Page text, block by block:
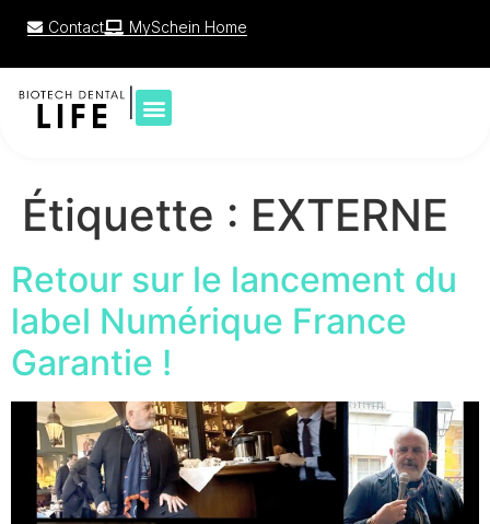
Contact MySchein Home
|
Étiquette : EXTERNE
Retour sur le lancement du
label Numérique France
Garantie !